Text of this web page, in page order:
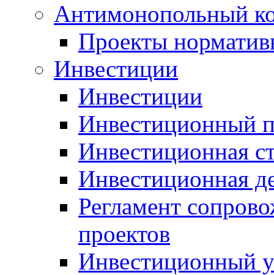
Антимонопольный
Проекты
Инвестиции
Инвестиции
Инвестиционный
Инвестиционная
Инвестиционная
Регламент
проектов
Инвестиционный